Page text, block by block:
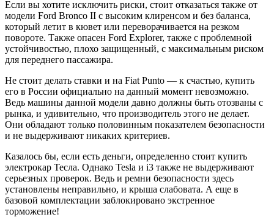
Если вы хотите исключить риски, стоит отказаться также от
модели Ford Bronco II с высоким клиренсом и без баланса,
который летит в кювет или переворачивается на резком
повороте. Также опасен Ford Explorer, также с проблемной
устойчивостью, плохо защищенный, с максимальным риском
для переднего пассажира.
Не стоит делать ставки и на Fiat Punto — к счастью, купить
его в России официально на данный момент невозможно.
Ведь машины данной модели давно должны быть отозваны с
рынка, и удивительно, что производитель этого не делает.
Они обладают только половинным показателем безопасности
и не выдерживают никаких критериев.
Казалось бы, если есть деньги, определенно стоит купить
электрокар Тесла. Однако Tesla и i3 также не выдерживают
серьезных проверок. Ведь и ремни безопасности здесь
установлены неправильно, и крыша слабовата. А еще в
базовой комплектации заблокировано экстренное
торможение!